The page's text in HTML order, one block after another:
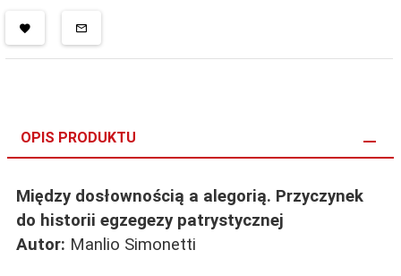
OPIS PRODUKTU
Między dosłownością a alegorią. Przyczynek
do historii egzegezy patrystycznej
Autor: Manlio Simonetti